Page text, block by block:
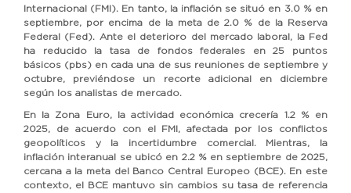
Internacional (FMI). En tanto, la inflación se situó en 3.0 % en
septiembre, por encima de la meta de 2.0 % de la Reserva
Federal (Fed). Ante el deterioro del mercado laboral, la Fed
ha reducido la tasa de fondos federales en 25 puntos
básicos (pbs) en cada una de sus reuniones de septiembre y
octubre, previéndose un recorte adicional en diciembre
según los analistas de mercado.
En la Zona Euro, la actividad económica crecería 1.2 % en
2025, de acuerdo con el FMI, afectada por los conflictos
geopolíticos y la incertidumbre comercial. Mientras, la
inflación interanual se ubicó en 2.2 % en septiembre de 2025,
cercana a la meta del Banco Central Europeo (BCE). En este
contexto, el BCE mantuvo sin cambios su tasa de referencia